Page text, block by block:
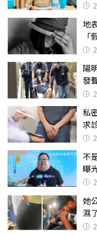
地
陽
發
私
求
不
曝
她
濕